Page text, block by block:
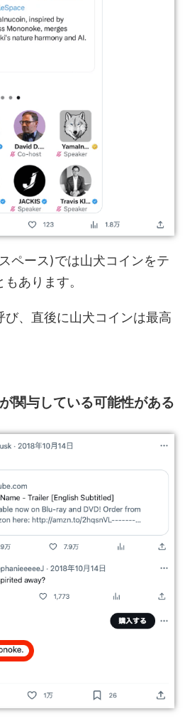
ペース)では山犬コインをテ
あります。
び、直後に山犬コインは最高
関与している可能性がある